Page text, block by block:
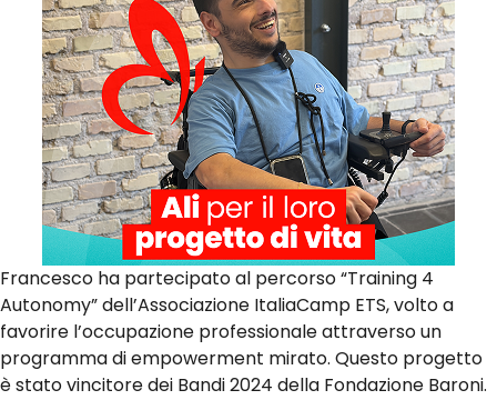
Francesco ha partecipato al percorso “Training 4
Autonomy” dell’Associazione ItaliaCamp ETS, volto a
favorire l’occupazione professionale attraverso un
programma di empowerment mirato. Questo progetto
è stato vincitore dei Bandi 2024 della Fondazione Baroni.